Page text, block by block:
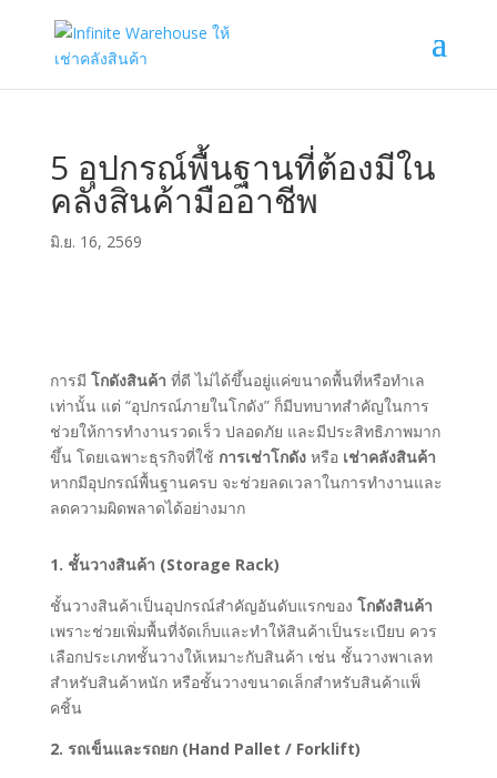
5 อุปกรณ์พื้นฐานที่ต้องมีใน
คลังสินค้ามืออาชีพ
มิ.ย. 16, 2569
การมี โกดังสินค้า ที่ดี ไม่ได้ขึ้นอยู่แค่ขนาดพื้นที่หรือทำเล
เท่านั้น แต่ “อุปกรณ์ภายในโกดัง” ก็มีบทบาทสำคัญในการ
ช่วยให้การทำงานรวดเร็ว ปลอดภัย และมีประสิทธิภาพมาก
ขึ้น โดยเฉพาะธุรกิจที่ใช้ การเช่าโกดังหรือ เช่าคลังสินค้า
หากมีอุปกรณ์พื้นฐานครบ จะช่วยลดเวลาในการทำงานและ
ลดความผิดพลาดได้อย่างมาก
1. ชั้นวางสินค้า (Storage Rack)
ชั้นวางสินค้าเป็นอุปกรณ์สำคัญอันดับแรกของ โกดังสินค้า
เพราะช่วยเพิ่มพื้นที่จัดเก็บและทำให้สินค้าเป็นระเบียบ ควร
เลือกประเภทชั้นวางให้เหมาะกับสินค้า เช่น ชั้นวางพาเลท
สำหรับสินค้าหนัก หรือชั้นวางขนาดเล็กสำหรับสินค้าแพ็
คชิ้น
2. รถเข็นและรถยก (Hand Pallet / Forklift)